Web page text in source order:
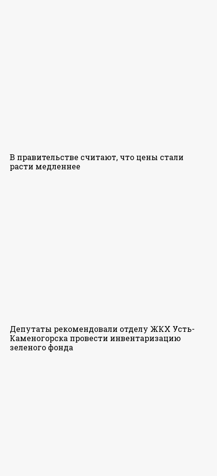
В правительстве считают, что цены стали
расти медленнее
Депутаты рекомендовали отделу ЖКХ Усть-
Каменогорска провести инвентаризацию
зеленого фонда